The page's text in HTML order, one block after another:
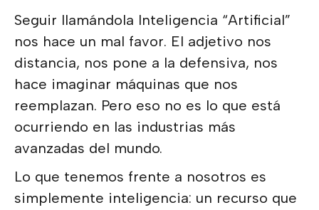
Seguir llamándola Inteligencia “Artificial”
nos hace un mal favor. El adjetivo nos
distancia, nos pone a la defensiva, nos
hace imaginar máquinas que nos
reemplazan. Pero eso no es lo que está
ocurriendo en las industrias más
avanzadas del mundo.
Lo que tenemos frente a nosotros es
simplemente inteligencia: un recurso que